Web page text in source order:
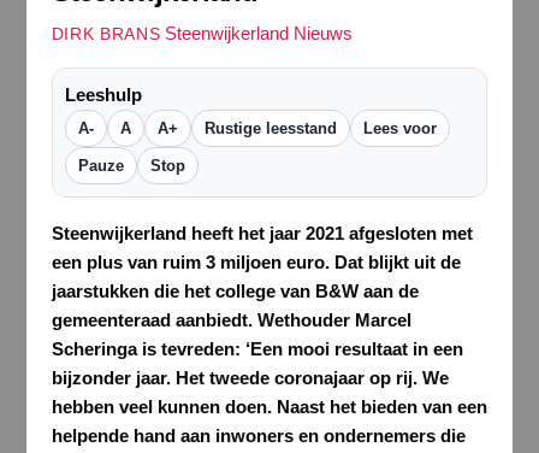
DIRK BRANS Steenwijkerland Nieuws
Leeshulp
A- A A+ Rustige leesstand Lees voor
Pauze Stop
Steenwijkerland heeft het jaar 2021 afgesloten met
een plus van ruim 3 miljoen euro. Dat blijkt uit de
jaarstukken die het college van B&W aan de
gemeenteraad aanbiedt. Wethouder Marcel
Scheringa is tevreden: ‘Een mooi resultaat in een
bijzonder jaar. Het tweede coronajaar op rij. We
hebben veel kunnen doen. Naast het bieden van een
helpende hand aan inwoners en ondernemers die